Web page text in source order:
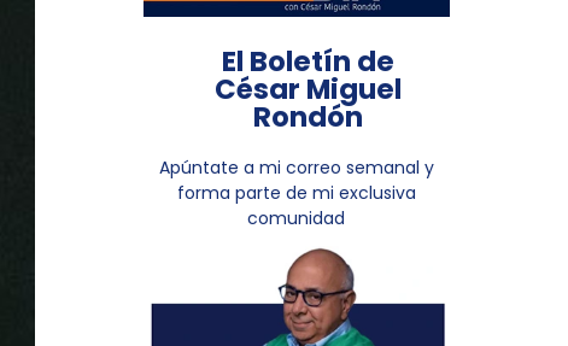
El Boletín de
César Miguel
Rondón
Apúntate a mi correo semanal y
forma parte de mi exclusiva
comunidad